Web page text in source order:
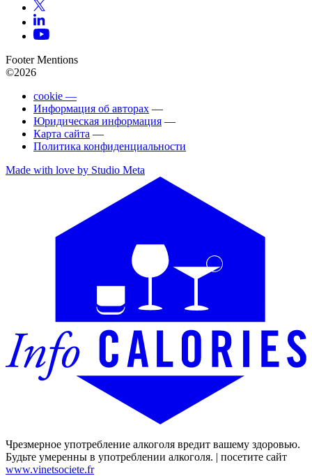
Footer Mentions
©2026
cookie —
Информация об авторах —
Юридическая информация —
Карта сайта —
Политика конфиденциальности
Made with love by Studio Meta
Чрезмерное употребление алкоголя вредит вашему здоровью.
Будьте умеренны в употреблении алкоголя. | посетите сайт
www.vinetsociete.fr